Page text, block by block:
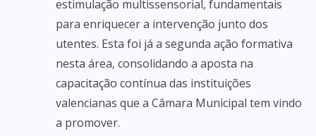
estimulação multissensorial, fundamentais
para enriquecer a intervenção junto dos
utentes. Esta foi já a segunda ação formativa
nesta área, consolidando a aposta na
capacitação contínua das instituições
valencianas que a Câmara Municipal tem vindo
a promover.